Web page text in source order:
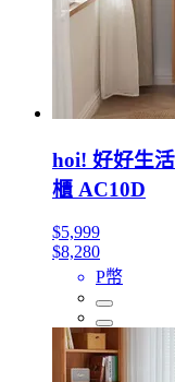
hoi! 好好生
櫃 AC10D
$5,999
$8,280
P幣